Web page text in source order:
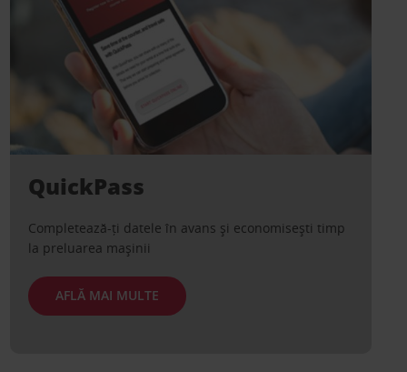
QuickPass
Completează-ți datele în avans și economisești timp
la preluarea mașinii
AFLĂ MAI MULTE